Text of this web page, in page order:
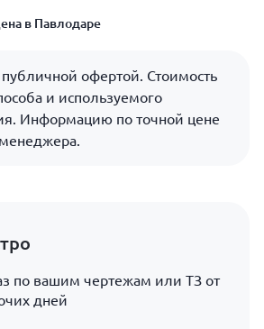
в Павлодаре
офертой. Стоимость
и используемого
Информацию по точной цене
по вашим чертежам или ТЗ от
дней